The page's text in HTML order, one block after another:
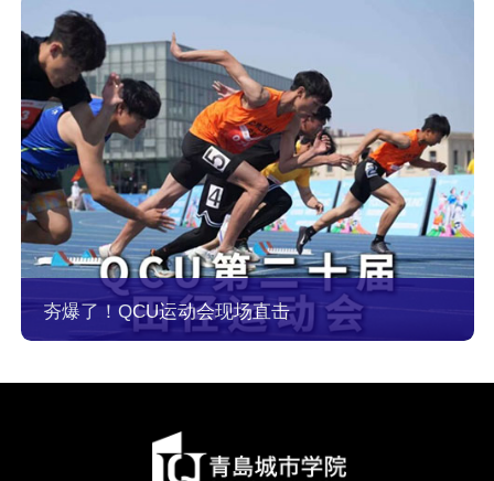
夯爆了！QCU运动会现场直击